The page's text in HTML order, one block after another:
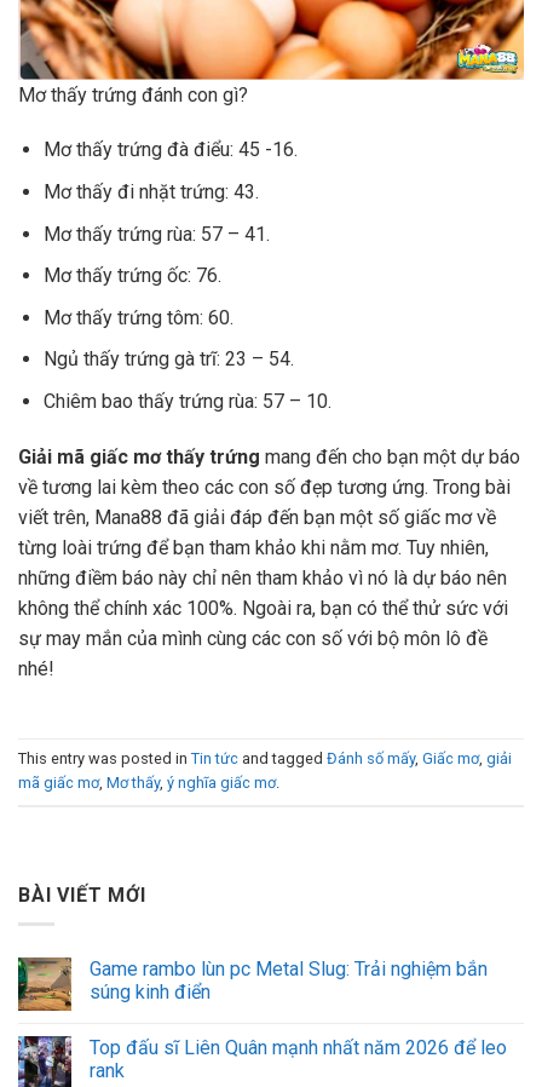
Mơ thấy trứng đánh con gì?
Mơ thấy trứng đà điểu: 45 -16.
Mơ thấy đi nhặt trứng: 43.
Mơ thấy trứng rùa: 57 – 41.
Mơ thấy trứng ốc: 76.
Mơ thấy trứng tôm: 60.
Ngủ thấy trứng gà trĩ: 23 – 54.
Chiêm bao thấy trứng rùa: 57 – 10.
Giải mã giấc mơ thấy trứng mang đến cho bạn một dự báo
về tương lai kèm theo các con số đẹp tương ứng. Trong bài
viết trên, Mana88 đã giải đáp đến bạn một số giấc mơ về
từng loài trứng để bạn tham khảo khi nằm mơ. Tuy nhiên,
những điềm báo này chỉ nên tham khảo vì nó là dự báo nên
không thể chính xác 100%. Ngoài ra, bạn có thể thử sức với
sự may mắn của mình cùng các con số với bộ môn lô đề
nhé!
This entry was posted in Tin tức and tagged Đánh số mấy, Giấc mơ, giải
mã giấc mơ, Mơ thấy, ý nghĩa giấc mơ.
BÀI VIẾT MỚI
Game rambo lùn pc Metal Slug: Trải nghiệm bắn
súng kinh điển
Top đấu sĩ Liên Quân mạnh nhất năm 2026 để leo
rank